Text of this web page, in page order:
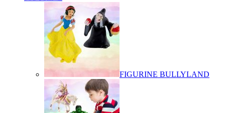
FIGURINE BULLYLAND